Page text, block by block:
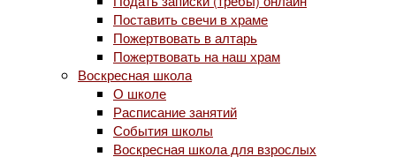
Поставить свечи в храме
Пожертвовать в алтарь
Пожертвовать на наш храм
Воскресная школа
О школе
Расписание занятий
События школы
Воскресная школа для взрослых